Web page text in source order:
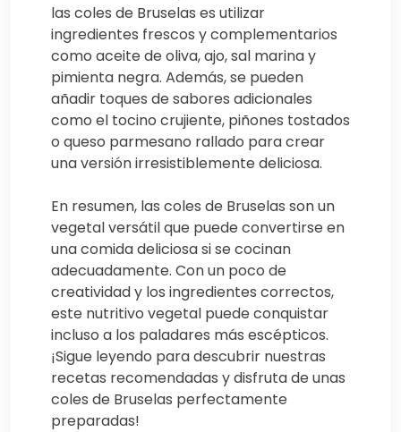
las coles de Bruselas es utilizar
ingredientes frescos y complementarios
como aceite de oliva, ajo, sal marina y
pimienta negra. Además, se pueden
añadir toques de sabores adicionales
como el tocino crujiente, piñones tostados
o queso parmesano rallado para crear
una versión irresistiblemente deliciosa.
En resumen, las coles de Bruselas son un
vegetal versátil que puede convertirse en
una comida deliciosa si se cocinan
adecuadamente. Con un poco de
creatividad y los ingredientes correctos,
este nutritivo vegetal puede conquistar
incluso a los paladares más escépticos.
¡Sigue leyendo para descubrir nuestras
recetas recomendadas y disfruta de unas
coles de Bruselas perfectamente
preparadas!